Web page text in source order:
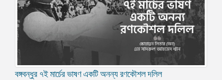
বঙ্গবন্ধুর ৭ই মার্চের ভাষণ একটি অনন্য রণকৌশল দলিল